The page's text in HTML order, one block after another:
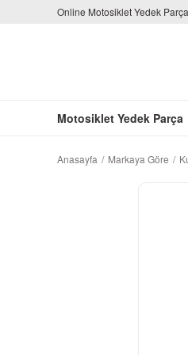
Online Motosiklet Yedek
Motosiklet Yedek Parça
Anasayfa Markaya Göre